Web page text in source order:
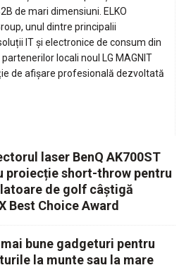
de mari dimensiuni. ELKO
unul dintre principalii
IT și electronice de consum din
locali noul LG MAGNIT
de afișare profesională dezvoltată
laser BenQ AK700ST
proiecție short-throw pentru
de golf câștigă
Best Choice Award
bune gadgeturi pentru
la munte sau la mare